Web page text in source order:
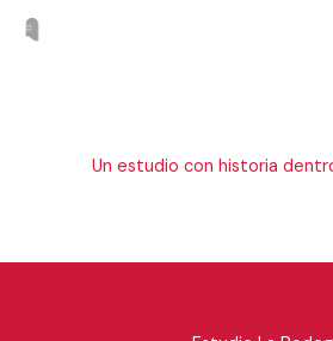
Un estudio con historia